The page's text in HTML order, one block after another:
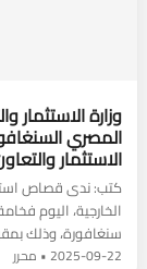
وزارة الاستثمار
المصري
الاستثمار
كتب: ندى قصاص
الخارجية، اليوم
سنغافورة، وذلك
2025-09-22 • محرر